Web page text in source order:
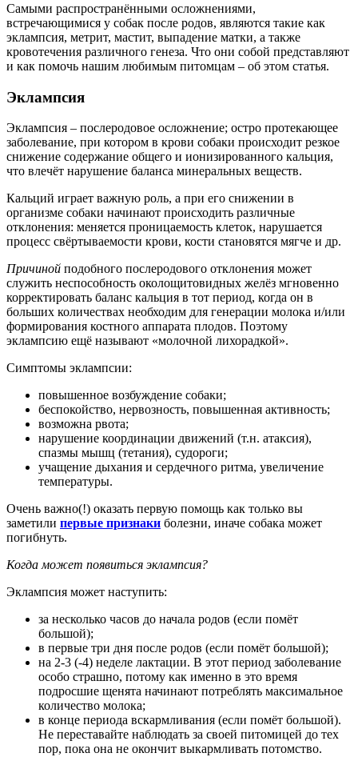
Самыми распространёнными осложнениями,
встречающимися у собак после родов, являются такие как
эклампсия, метрит, мастит, выпадение матки, а также
кровотечения различного генеза. Что они собой представляют
и как помочь нашим любимым питомцам – об этом статья.
Эклампсия
Эклампсия – послеродовое осложнение; остро протекающее
заболевание, при котором в крови собаки происходит резкое
снижение содержание общего и ионизированного кальция,
что влечёт нарушение баланса минеральных веществ.
Кальций играет важную роль, а при его снижении в
организме собаки начинают происходить различные
отклонения: меняется проницаемость клеток, нарушается
процесс свёртываемости крови, кости становятся мягче и др.
Причиной подобного послеродового отклонения может
служить неспособность околощитовидных желёз мгновенно
корректировать баланс кальция в тот период, когда он в
больших количествах необходим для генерации молока и/или
формирования костного аппарата плодов. Поэтому
эклампсию ещё называют «молочной лихорадкой».
Симптомы эклампсии:
повышенное возбуждение собаки;
беспокойство, нервозность, повышенная активность;
возможна рвота;
нарушение координации движений (т.н. атаксия),
спазмы мышц (тетания), судороги;
учащение дыхания и сердечного ритма, увеличение
температуры.
Очень важно(!) оказать первую помощь как только вы
заметили первые признаки болезни, иначе собака может
погибнуть.
Когда может появиться эклампсия?
Эклампсия может наступить:
за несколько часов до начала родов (если помёт
большой);
в первые три дня после родов (если помёт большой);
на 2-3 (-4) неделе лактации. В этот период заболевание
особо страшно, потому как именно в это время
подросшие щенята начинают потреблять максимальное
количество молока;
в конце периода вскармливания (если помёт большой).
Не переставайте наблюдать за своей питомицей до тех
пор, пока она не окончит выкармливать потомство.